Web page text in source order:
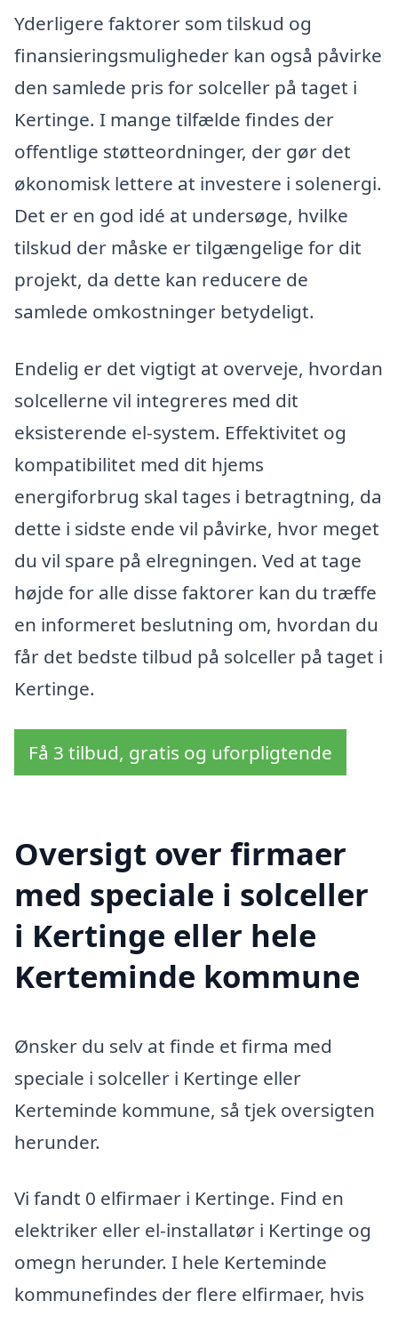
Yderligere faktorer som tilskud og
finansieringsmuligheder kan også påvirke
den samlede pris for solceller på taget i
Kertinge. I mange tilfælde findes der
offentlige støtteordninger, der gør det
økonomisk lettere at investere i solenergi.
Det er en god idé at undersøge, hvilke
tilskud der måske er tilgængelige for dit
projekt, da dette kan reducere de
samlede omkostninger betydeligt.
Endelig er det vigtigt at overveje, hvordan
solcellerne vil integreres med dit
eksisterende el-system. Effektivitet og
kompatibilitet med dit hjems
energiforbrug skal tages i betragtning, da
dette i sidste ende vil påvirke, hvor meget
du vil spare på elregningen. Ved at tage
højde for alle disse faktorer kan du træffe
en informeret beslutning om, hvordan du
får det bedste tilbud på solceller på taget i
Kertinge.
Få 3 tilbud, gratis og uforpligtende
Oversigt over firmaer
med speciale i solceller
i Kertinge eller hele
Kerteminde kommune
Ønsker du selv at finde et firma med
speciale i solceller i Kertinge eller
Kerteminde kommune, så tjek oversigten
herunder.
Vi fandt 0 elfirmaer i Kertinge. Find en
elektriker eller el-installatør i Kertinge og
omegn herunder. I hele Kerteminde
kommunefindes der flere elfirmaer, hvis